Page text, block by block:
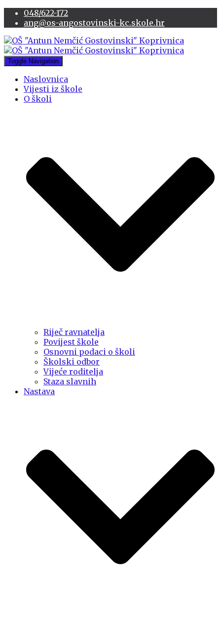
048/622-172
ang@os-angostovinski-kc.skole.hr
Toggle Navigation
Naslovnica
Vijesti iz škole
O školi
Riječ ravnatelja
Povijest škole
Osnovni podaci o školi
Školski odbor
Vijeće roditelja
Staza slavnih
Nastava